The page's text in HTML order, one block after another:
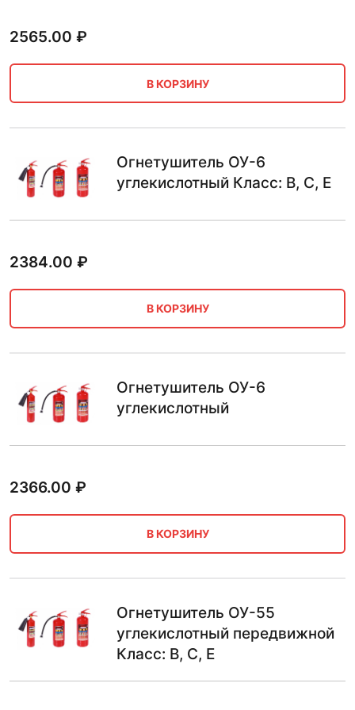
2565.00 ₽
В КОРЗИНУ
Огнетушитель ОУ-6
углекислотный Класс: B, C, E
2384.00 ₽
В КОРЗИНУ
Огнетушитель ОУ-6
углекислотный
2366.00 ₽
В КОРЗИНУ
Огнетушитель ОУ-55
углекислотный передвижной
Класс: B, C, E